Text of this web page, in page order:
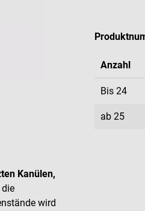
Anzahl
Bis24
ab25
Kanülen,
wird